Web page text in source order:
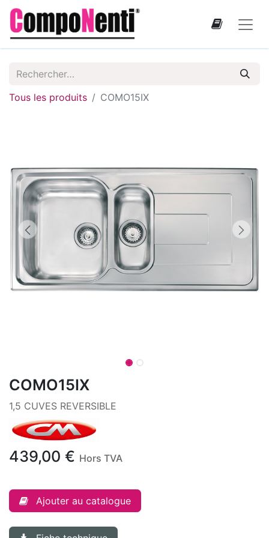
Tous les produits COMO15IX
COMO15IX
1,5 CUVES REVERSIBLE
439,00 € Hors TVA
Ajouter au catalogue